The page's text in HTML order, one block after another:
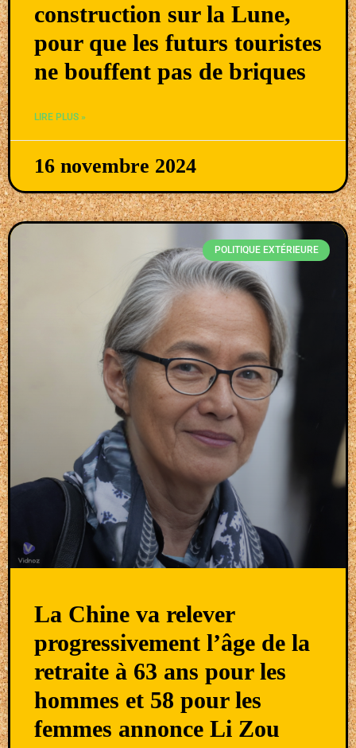
construction sur la Lune,
pour que les futurs touristes
ne bouffent pas de briques
LIRE PLUS »
16 novembre 2024
POLITIQUE EXTÉRIEURE
La Chine va relever
progressivement l’âge de la
retraite à 63 ans pour les
hommes et 58 pour les
femmes annonce Li Zou